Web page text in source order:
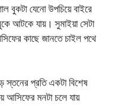
বুকটা যেনো উপচিয়ে বাইরে
আটকে যায়। সুমাইয়া সেটা
কাছে জানতে চাইল পথে
প্রতি একটা বিশেষ
আসিফের মনটা চলে যায়